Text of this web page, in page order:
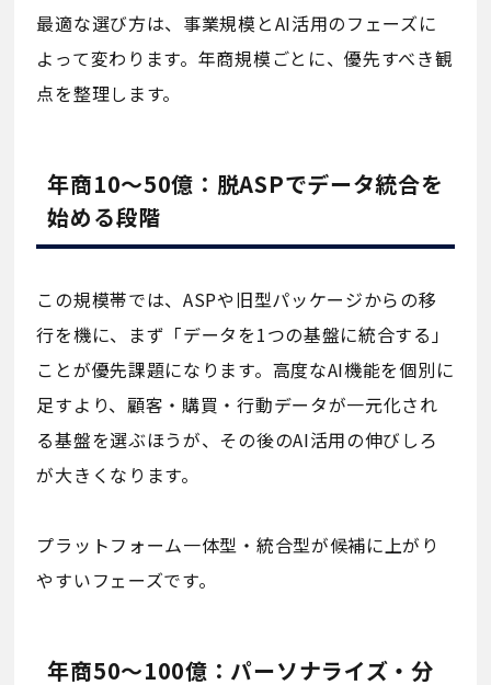
最適な選び方は、事業規模とAI活用のフェーズに
よって変わります。年商規模ごとに、優先すべき観
点を整理します。
年商10〜50億：脱ASPでデータ統合を
始める段階
この規模帯では、ASPや旧型パッケージからの移
行を機に、まず「データを1つの基盤に統合する」
ことが優先課題になります。高度なAI機能を個別に
足すより、顧客・購買・行動データが一元化され
る基盤を選ぶほうが、その後のAI活用の伸びしろ
が大きくなります。
プラットフォーム一体型・統合型が候補に上がり
やすいフェーズです。
年商50〜100億：パーソナライズ・分